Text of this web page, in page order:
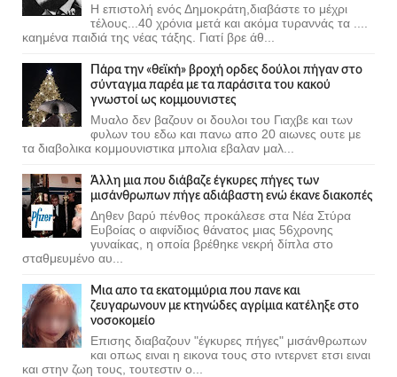
Η επιστολή ενός Δημοκράτη,διαβάστε το μέχρι
τέλους...40 χρόνια μετά και ακόμα τυραννάς τα ....
καημένα παιδιά της νέας τάξης. Γιατί βρε άθ...
Πάρα την «θεϊκή» βροχή ορδες δούλοι πήγαν στο
σύνταγμα παρέα με τα παράσιτα του κακού
γνωστοί ως κομμουνιστες
Μυαλο δεν βαζουν οι δουλοι του Γιαχβε και των
φυλων του εδω και πανω απο 20 αιωνες ουτε με
τα διαβολικα κομμουνιστικα μπολια εβαλαν μαλ...
Άλλη μια που διάβαζε έγκυρες πήγες των
μισάνθρωπων πήγε αδιάβαστη ενώ έκανε διακοπές
Δηθεν βαρύ πένθος προκάλεσε στα Νέα Στύρα
Ευβοίας ο αιφνίδιος θάνατος μιας 56χρονης
γυναίκας, η οποία βρέθηκε νεκρή δίπλα στο
σταθμευμένο αυ...
Μια απο τα εκατομμύρια που πανε και
ζευγαρωνουν με κτηνώδες αγρίμια κατέληξε στο
νοσοκομείο
Επισης διαβαζουν "έγκυρες πήγες" μισάνθρωπων
και οπως ειναι η εικονα τους στο ιντερνετ ετσι ειναι
και στην ζωη τους, τουτεστιν ο...